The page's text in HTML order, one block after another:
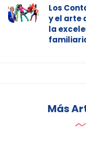
Los
y el arte
la
Más